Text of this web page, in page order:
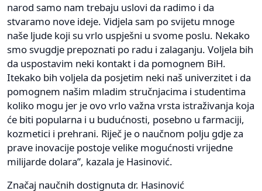
narod samo nam trebaju uslovi da radimo i da
stvaramo nove ideje. Vidjela sam po svijetu mnoge
naše ljude koji su vrlo uspješni u svome poslu. Nekako
smo svugdje prepoznati po radu i zalaganju. Voljela bih
da uspostavim neki kontakt i da pomognem BiH.
Itekako bih voljela da posjetim neki naš univerzitet i da
pomognem našim mladim stručnjacima i studentima
koliko mogu jer je ovo vrlo važna vrsta istraživanja koja
će biti popularna i u budućnosti, posebno u farmaciji,
kozmetici i prehrani. Riječ je o naučnom polju gdje za
prave inovacije postoje velike mogućnosti vrijedne
milijarde dolara”, kazala je Hasinović.
Značaj naučnih dostignuta dr. Hasinović